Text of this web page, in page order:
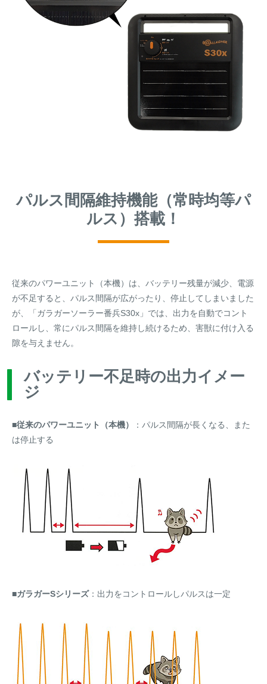
パルス間隔維持機能（常時均等パ
ルス）搭載！
従来のパワーユニット（本機）は、バッテリー残量が減少、電源
が不足すると、パルス間隔が広がったり、停止してしまいました
が、「ガラガーソーラー番兵S30x」では、出力を自動でコント
ロールし、常にパルス間隔を維持し続けるため、害獣に付け入る
隙を与えません。
バッテリー不足時の出力イメー
ジ
■従来のパワーユニット（本機）
：パルス間隔が長くなる、また
は停止する
■ガラガーSシリーズ：出力をコントロールしパルスは一定